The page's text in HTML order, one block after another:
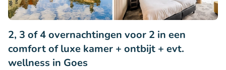
2, 3 of 4 overnachtingen voor 2 in een
comfort of luxe kamer + ontbijt + evt.
wellness in Goes